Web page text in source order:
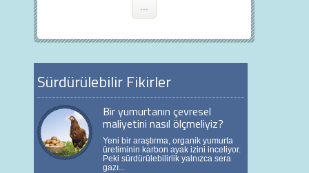
Sürdürülebilir Fikirler
Bir yumurtanın çevresel
maliyetini nasıl ölçmeliyiz?
Yeni bir araştırma, organik yumurta
üretiminin karbon ayak izini inceliyor.
Peki sürdürülebilirlik yalnızca sera
gazı...